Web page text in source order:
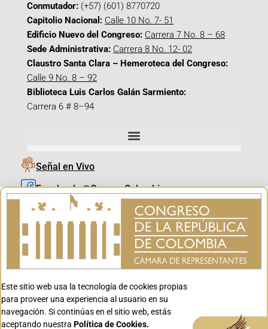
Conmutador: (+57) (601) 8770720
Capitolio Nacional: Calle 10 No. 7- 51
Edificio Nuevo del Congreso: Carrera 7 No. 8 – 68
Sede Administrativa: Carrera 8 No. 12- 02
Claustro Santa Clara – Hemeroteca del Congreso:
Calle 9 No. 8 – 92
Biblioteca Luis Carlos Galán Sarmiento:
Carrera 6 # 8–94
Señal en Vivo
Facebook_@CamaraColombia
Instagram_@CamaraColombia
X_@CamaraColombia
Youtube_@CamaraColombia
Youtube_@CanalCongreso
Este sitio web usa la tecnología de cookies propias
para proveer una experiencia al usuario en su
navegación. Si continúas en el sitio web, estás
aceptando nuestra Política de Cookies. Aceptar